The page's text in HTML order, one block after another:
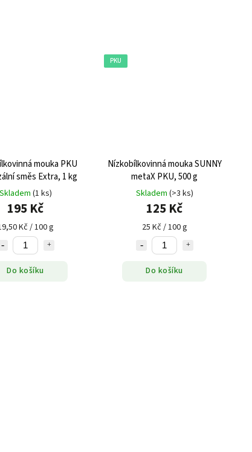
mouka PKU
směs Extra, 1 kg
Skladem (1 ks)
195 Kč
Kč / 100 g
Do košíku
PKU
Nízkobílkovinná mouka SUNNY
metaX PKU, 500 g
Skladem (>3 ks)
125 Kč
25 Kč / 100 g
Do košíku